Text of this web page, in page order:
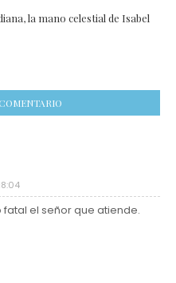
la mano celestial de Isabel
el señor que atiende.